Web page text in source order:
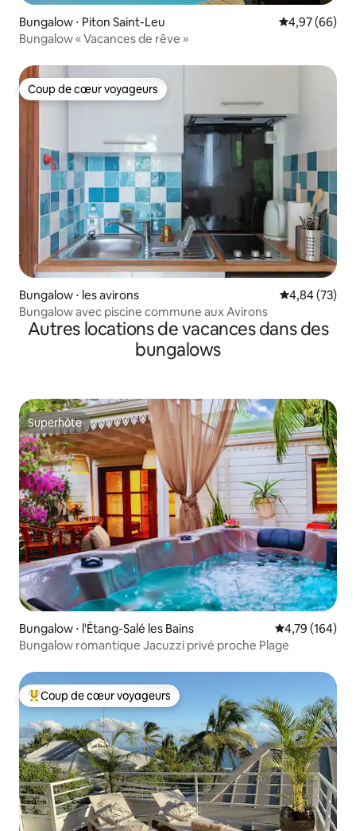
Bungalow ⋅ Piton Saint-Leu Évaluation
4,97 (66)
Bungalow « Vacances de rêve »
Coup de cœur voyageurs
Coup de cœur voyageurs
Bungalow ⋅ les avirons Évaluation
4,84 (73)
Bungalow avec piscine commune aux Avirons
Autres locations de vacances dans des
bungalows
Superhôte
Superhôte
Bungalow ⋅ l'Étang-Salé les Bains Évaluation
4,79 (164)
Bungalow romantique Jacuzzi privé proche Plage
Coups de cœur voyageurs les plus appréciés
Coup de cœur voyageurs